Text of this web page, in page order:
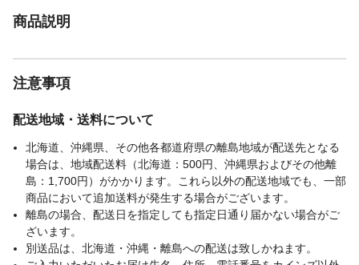
商品説明
注意事項
配送地域・送料について
北海道、沖縄県、その他各都道府県の離島地域が配送先となる
場合は、地域配送料（北海道：500円、沖縄県およびその他離
島：1,700円）がかかります。これら以外の配送地域でも、一部
商品において追加送料が発生する場合がございます。
離島の場合、配送日を指定しても指定日通り届かない場合がご
ざいます。
別送品は、北海道・沖縄・離島への配送は致しかねます。